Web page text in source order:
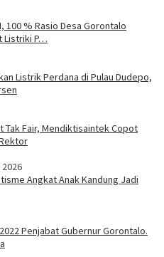
100 % Rasio Desa Gorontalo
Listriki P…
Listrik Perdana di Pulau Dudepo,
Tak Fair, Mendiktisaintek Copot
Angkat Anak Kandung Jadi
Penjabat Gubernur Gorontalo.